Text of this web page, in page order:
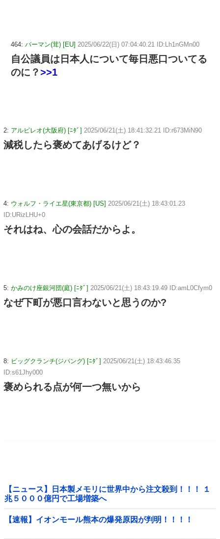
464: バーマン(茸) [EU] 2025/06/22(日) 07:04:40.21 ID:Lh1nGMn00
自公議員は日本人について毎日悪口ついてる
のに？>>1
2: アルビレオ(大阪府) [ﾆﾀﾞ] 2025/06/21(土) 18:41:32.21 ID:r673MiN90
減税したら褒めてあげるけど？
4: ウォルフ・ライエ星(東京都) [US] 2025/06/21(土) 18:43:01.23
ID:URizLHU+0
それはね、心の会話だからよ。
5: かみのけ座銀河団(庭) [ﾆﾀﾞ] 2025/06/21(土) 18:43:19.49 ID:amL0Cfym0
なぜ下町が悪口言わないと思うのか?
8: ビッグクランチ(ジパング) [ﾆﾀﾞ] 2025/06/21(土) 18:43:46.35
ID:s61Jhy000
褒められる点が何一つ無いから
【ニュース】日本製メモリに世界中から注文殺到！！！ １
兆５０００億円で工場増築へ
【速報】イオンモール熊本の爆発原因が判明！！！！